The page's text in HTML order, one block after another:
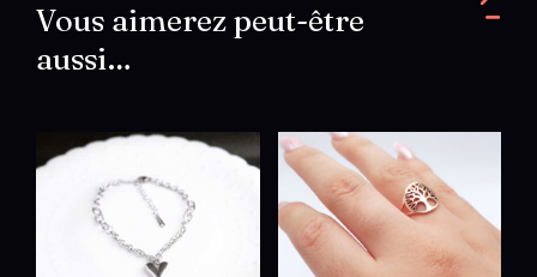
Vous aimerez peut-être
aussi…